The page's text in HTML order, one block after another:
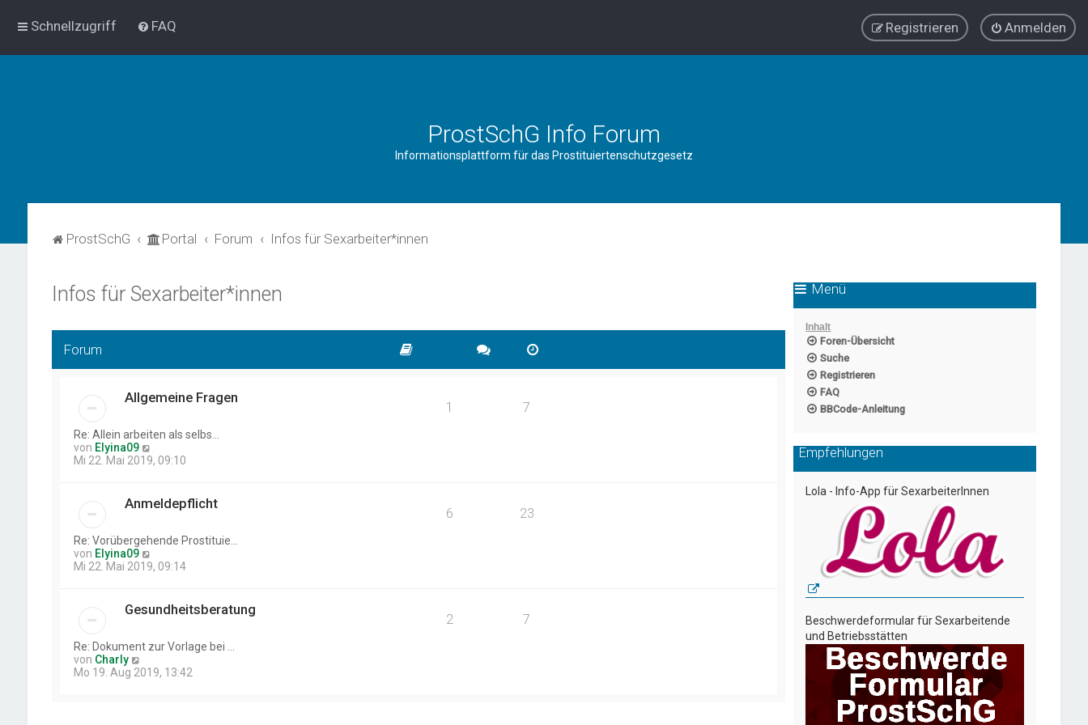
Schnellzugriff FAQ Anmelden
Registrieren
ProstSchG Info Forum
Informationsplattform für das Prostituiertenschutzgesetz
ProstSchG Portal Forum Infos für Sexarbeiter*innen
Infos für Sexarbeiter*innen
Forum
Allgemeine Fragen
1 7
Re: Allein arbeiten als selbs…
von Elyina09
e
s
t
r
e
i
a
Mi 22. Mai 2019, 09:10
Anmeldepflicht
6 23
Re: Vorübergehende Prostituie…
von Elyina09
e
s
t
r
e
Mi 22. Mai 2019, 09:14
Gesundheitsberatung
2 7
Re: Dokument zur Vorlage bei …
von Charly
e
Mo 19. Aug 2019, 13:42
Menü
Inhalt
Foren-Übersicht
Suche
Registrieren
FAQ
BBCode-Anleitung
Empfehlungen
Lola - Info-App für SexarbeiterInnen
Beschwerdeformular für Sexarbeitende
und Betriebsstätten